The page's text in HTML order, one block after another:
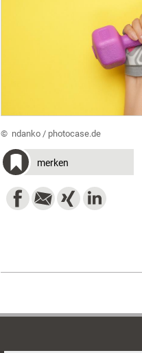
© ​ ndanko / photocase.de
merken